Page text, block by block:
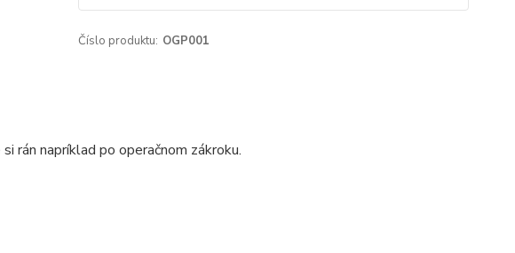
Číslo produktu: OGP001
rán napríklad po operačnom zákroku.